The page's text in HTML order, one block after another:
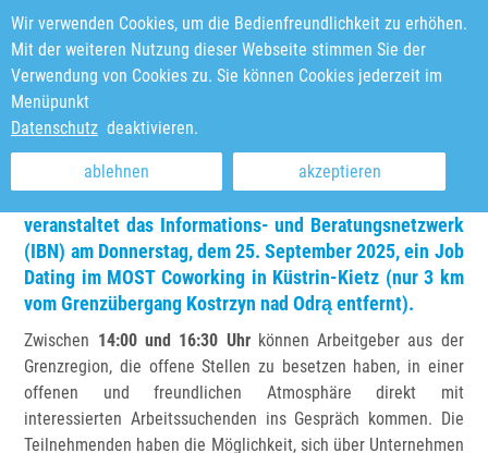
akzeptieren
ablehnen
Wir verwenden Cookies, um die Bedienfreundlichkeit zu erhöhen.
Mit der weiteren Nutzung dieser Webseite stimmen Sie der
Verwendung von Cookies zu. Sie können Cookies jederzeit im
Menüpunkt
Datenschutz deaktivieren.
Sie sind hier:
Save the Date – Job Dating am 25.09.2025
veranstaltet das Informations- und Beratungsnetzwerk
(IBN) am Donnerstag, dem 25. September 2025, ein Job
Dating im MOST Coworking in Küstrin-Kietz (nur 3 km
vom Grenzübergang Kostrzyn nad Odrą entfernt).
Zwischen 14:00 und 16:30 Uhrkönnen Arbeitgeber aus der
Grenzregion, die offene Stellen zu besetzen haben, in einer
offenen und freundlichen Atmosphäre direkt mit
interessierten Arbeitssuchenden ins Gespräch kommen. Die
Teilnehmenden haben die Möglichkeit, sich über Unternehmen